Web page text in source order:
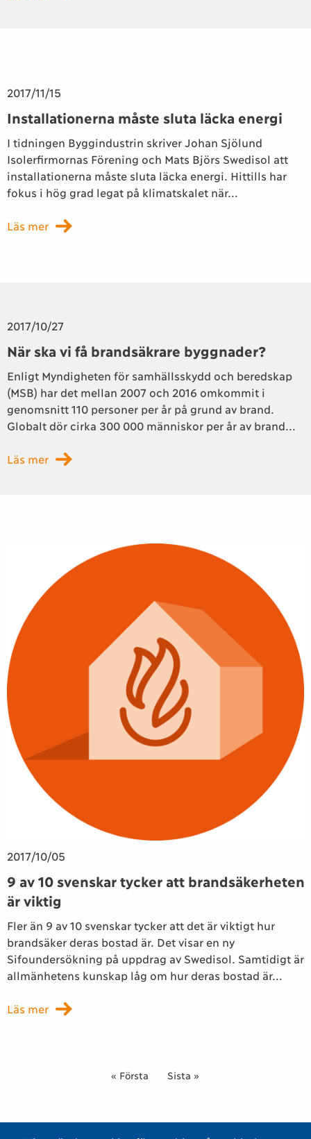
2017/11/15
Installationerna måste sluta läcka energi
I tidningen Byggindustrin skriver Johan Sjölund
Isolerfirmornas Förening och Mats Björs Swedisol att
installationerna måste sluta läcka energi. Hittills har
fokus i hög grad legat på klimatskalet när...
Läs mer
2017/10/27
När ska vi få brandsäkrare byggnader?
Enligt Myndigheten för samhällsskydd och beredskap
(MSB) har det mellan 2007 och 2016 omkommit i
genomsnitt 110 personer per år på grund av brand.
Globalt dör cirka 300 000 människor per år av brand...
Läs mer
2017/10/05
9 av 10 svenskar tycker att brandsäkerheten
är viktig
Fler än 9 av 10 svenskar tycker att det är viktigt hur
brandsäker deras bostad är. Det visar en ny
Sifoundersökning på uppdrag av Swedisol. Samtidigt är
allmänhetens kunskap låg om hur deras bostad är...
Läs mer
Pagination
First page
« Första Last page
Sista »